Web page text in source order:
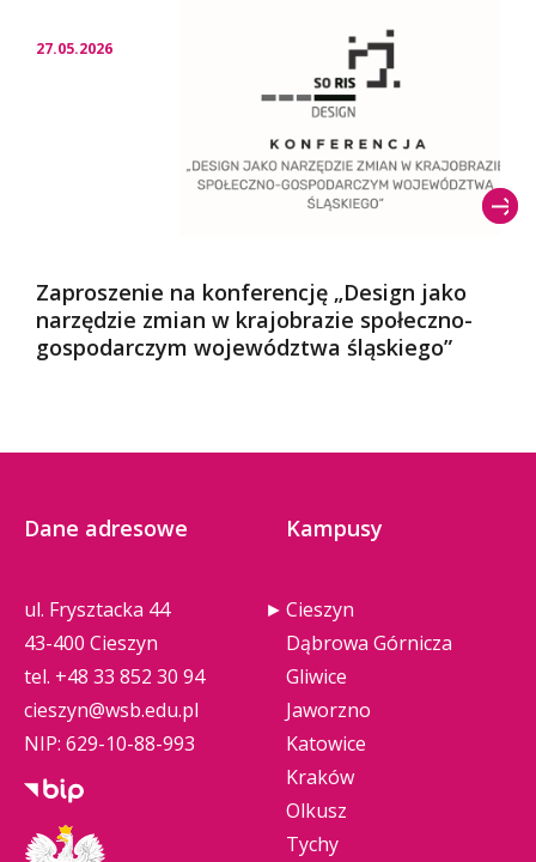
27.05.2026
Zaproszenie na konferencję „Design jako
narzędzie zmian w krajobrazie społeczno-
gospodarczym województwa śląskiego”
Dane adresowe
ul. Frysztacka 44
43-400 Cieszyn
tel. +48 33 852 30 94
cieszyn@wsb.edu.pl
NIP: 629-10-88-993
Kampusy
Cieszyn
Dąbrowa Górnicza
Gliwice
Jaworzno
Katowice
Kraków
Olkusz
Tychy